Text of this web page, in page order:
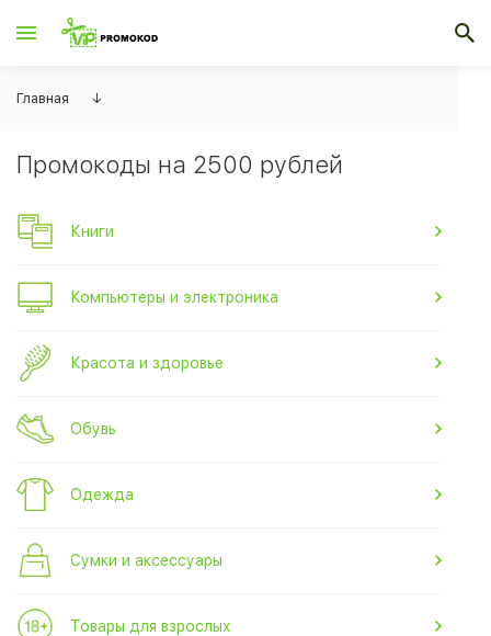
Главная ↓
Промокоды на 2500 рублей
Книги
Компьютеры и электроника
Красота и здоровье
Обувь
Одежда
Сумки и аксессуары
Товары для взрослых